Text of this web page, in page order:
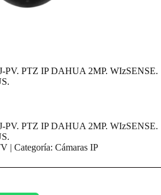
PTZ IP DAHUA 2MP. WIzSENSE.
PTZ IP DAHUA 2MP. WIzSENSE.
| Categoría: Cámaras IP